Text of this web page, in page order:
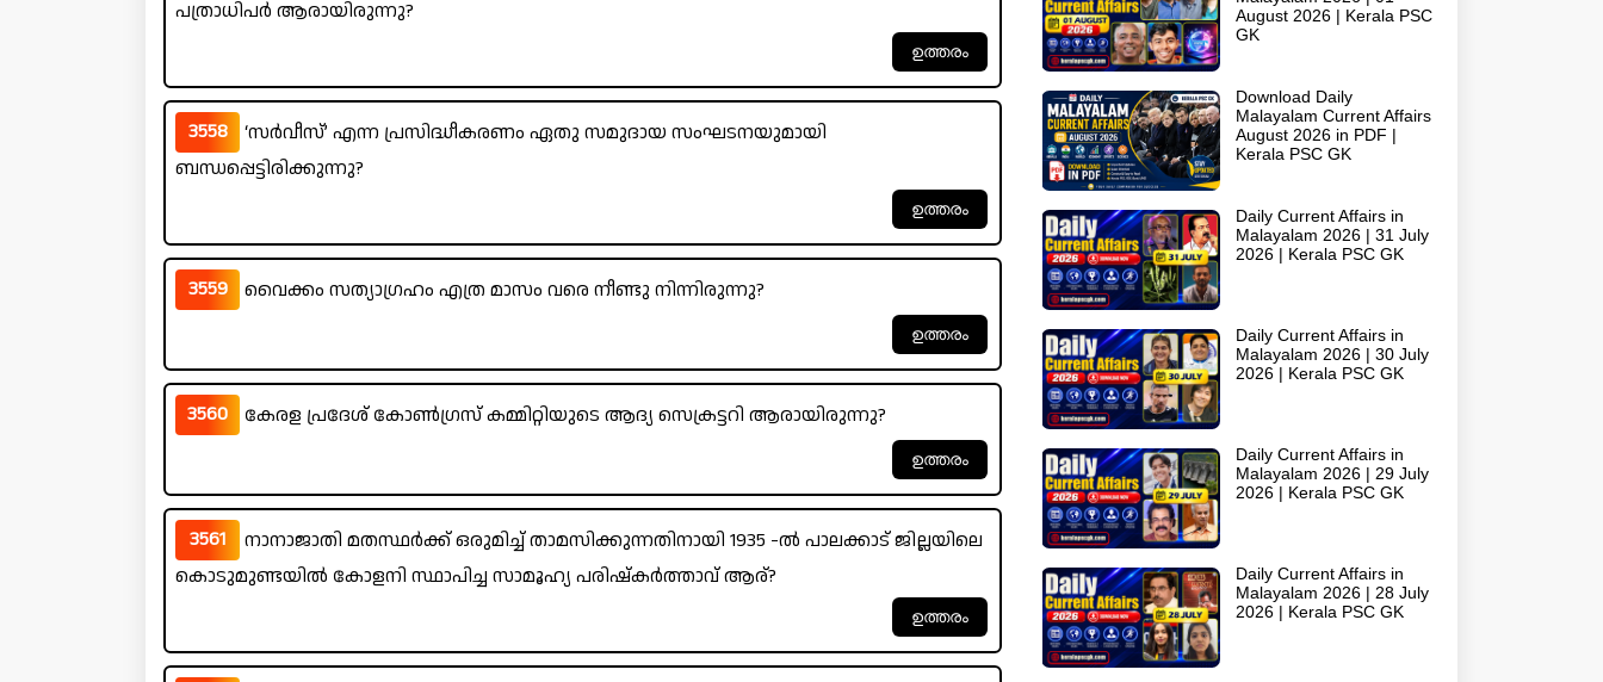
പത്രാധിപർ ആരായിരുന്നു?
3558
‘സർവീസ്’ എന്ന പ്രസിദ്ധീകരണം ഏതു സമുദായ സംഘടനയുമായി
ബന്ധപ്പെട്ടിരിക്കുന്നു?
3559 വൈക്കം സത്യാഗ്രഹം എത്ര മാസം വരെ നീണ്ടു നിന്നിരുന്നു?
3560 കേരള പ്രദേശ് കോൺഗ്രസ് കമ്മിറ്റിയുടെ ആദ്യ സെക്രട്ടറി ആരായിരുന്നു?
3561
നാനാജാതി മതസ്ഥർക്ക് ഒരുമിച്ച് താമസിക്കുന്നതിനായി 1935 -ൽ പാലക്കാട് ജില്ലയിലെ
കൊടുമുണ്ടയിൽ കോളനി സ്ഥാപിച്ച സാമൂഹ്യ പരിഷ്കർത്താവ് ആര്?
August 2026 | Kerala PSC
GK
Download Daily
Malayalam Current Affairs
August 2026 in PDF |
Kerala PSC GK
Daily Current Affairs in
Malayalam 2026 | 31 July
2026 | Kerala PSC GK
Daily Current Affairs in
Malayalam 2026 | 30 July
2026 | Kerala PSC GK
Daily Current Affairs in
Malayalam 2026 | 29 July
2026 | Kerala PSC GK
Daily Current Affairs in
Malayalam 2026 | 28 July
2026 | Kerala PSC GK